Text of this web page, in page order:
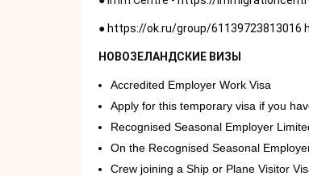
● https://ok.ru/group/61139723813016
НОВОЗЕЛАНДСКИЕ ВИЗЫ
Accredited Employer Work Visa
Apply for this temporary visa if you
Recognised Seasonal Employer
On the Recognised Seasonal
Crew joining a Ship or Plane Visitor